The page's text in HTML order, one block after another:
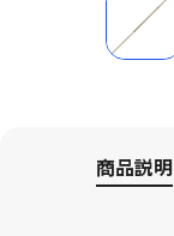
商品説明